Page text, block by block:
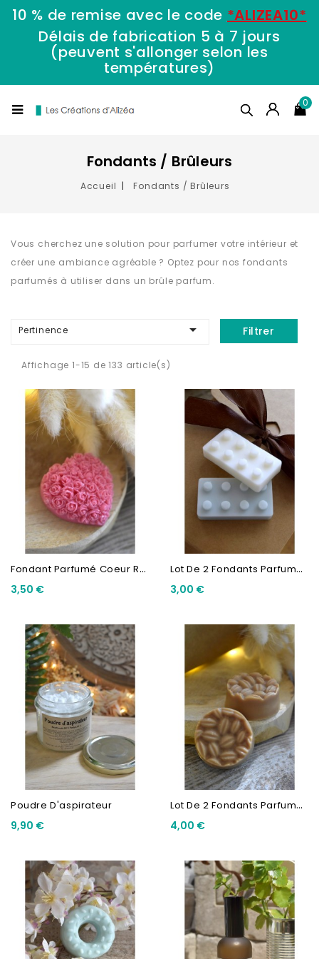
10 % de remise avec le code *ALIZEA10*
Délais de fabrication 5 à 7 jours
(peuvent s'allonger selon les
températures)
0
Fondants / Brûleurs
Accueil Fondants / Brûleurs
Vous cherchez une solution pour parfumer votre intérieur et
créer une ambiance agréable ? Optez pour nos fondants
parfumés à utiliser dans un brûle parfum.
Pertinence  Filtrer
Affichage 1-15 de 133 article(s)
F
Ondant Parfumé Coeur Relief
3,50 €
L
Ot De 2 Fondants Parfumés...
3,00 €
Poudre D'aspirateur
9,90 €
L
Ot De 2 Fondants Parfumés...
4,00 €